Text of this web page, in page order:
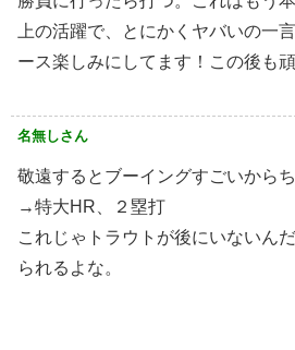
上の活躍で、とにかくヤバいの一
ース楽しみにしてます！この後も
名無しさん
敬遠するとブーイングすごいから
→特大HR、２塁打
これじゃトラウトが後にいないん
られるよな。